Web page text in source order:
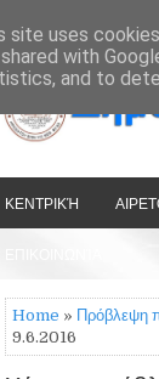
HOME ΔΉΜΟΣ
ΚΕΝΤΡΙΚΉ
Home » Πρόβλεψη
9.6.2016
site uses
with
and to